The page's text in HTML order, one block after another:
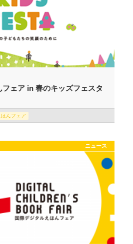
フェア in 春のキッズフェスタ
んフェア
ニュース